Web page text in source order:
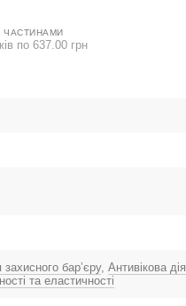
ЧАСТИНАМИ
по 637.00 грн
барʼєру, Антивікова дія
та еластичності